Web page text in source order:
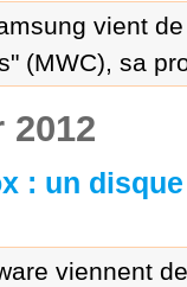
vient
(MWC), sa
2012
: un
viennent